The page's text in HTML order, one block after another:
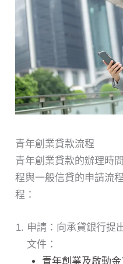
青年創業貸款流程
青年創業貸款的辦理時
程與一般信貸的申請流
程：
申請：向承貸銀行提
文件：
青年創業及啟動